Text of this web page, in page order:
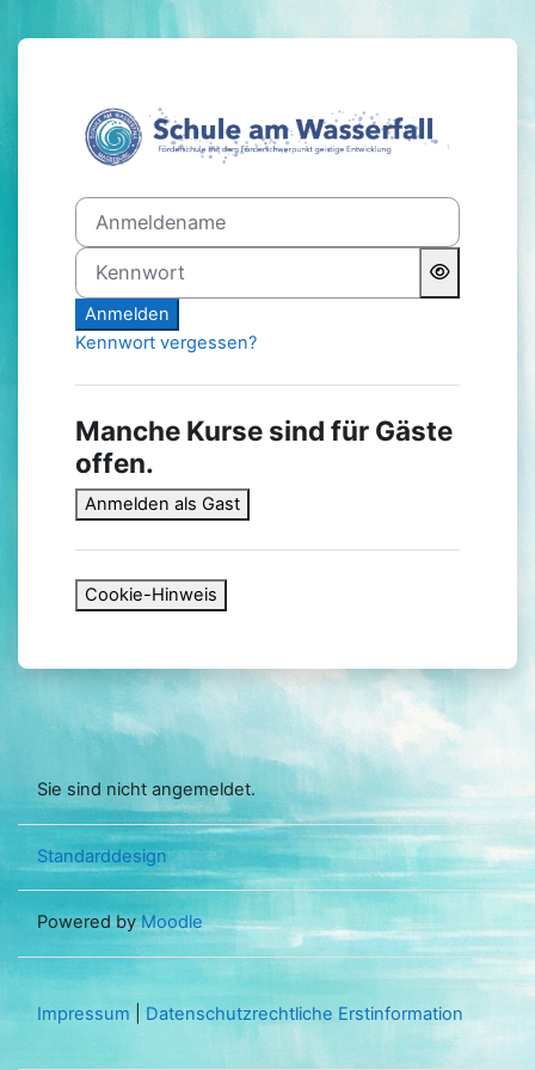
Anmelden bei 'Schule am
Anmeldename
Kennwort
Anmelden
Kennwort vergessen?
Manche Kurse sind für Gäste
offen.
Anmelden als Gast
Cookie-Hinweis
Sie sind nicht angemeldet.
Standarddesign
Powered byMoodle
Impressum Datenschutzrechtliche Erstinformation